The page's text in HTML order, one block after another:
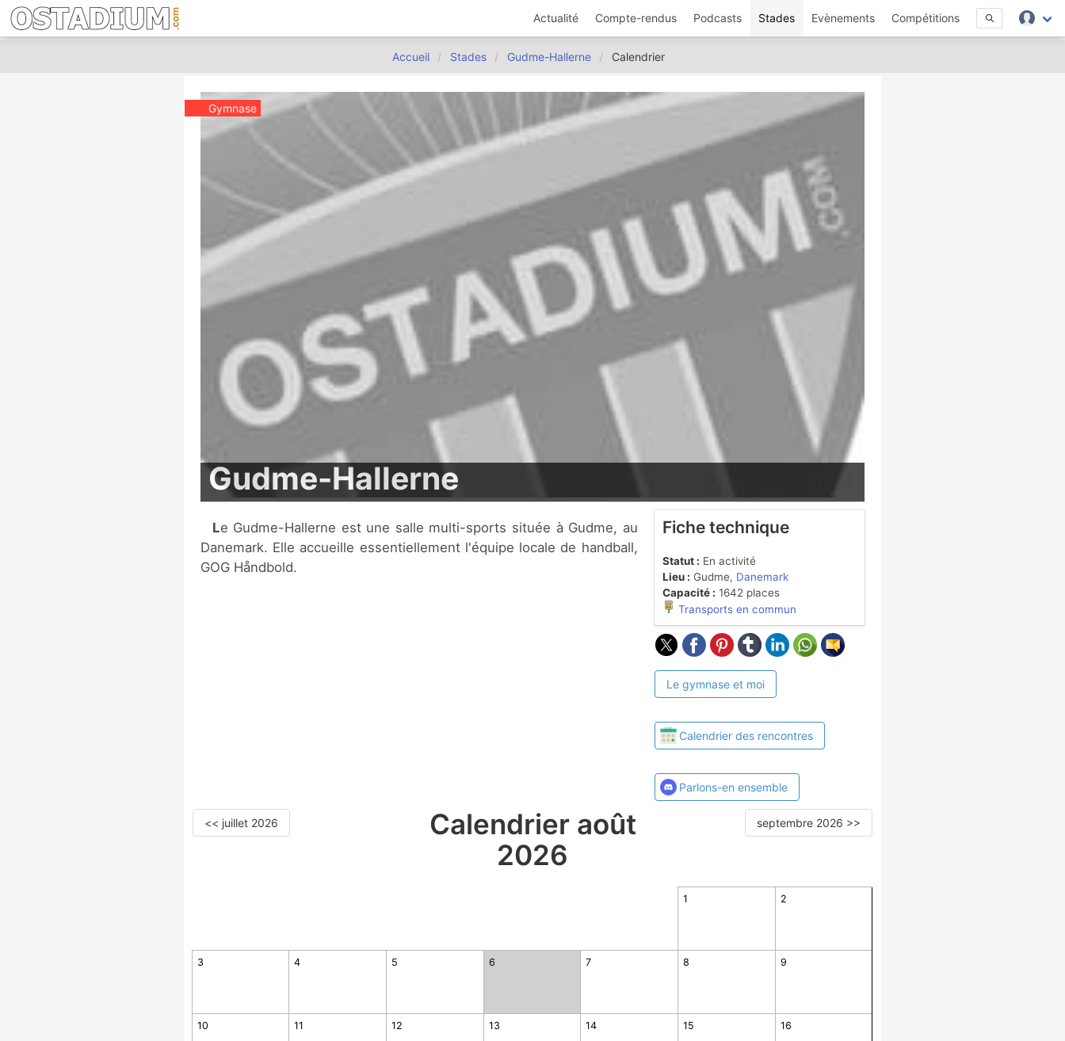
Actualité Compte-rendus Podcasts Stades Evènements Compétitions
Accueil Stades Gudme-Hallerne Calendrier
Gymnase
Gudme-Hallerne
Le Gudme-Hallerne est une salle multi-sports située à Gudme, au
Danemark. Elle accueille essentiellement l'équipe locale de handball,
GOG Håndbold.
Fiche technique
Statut : En activité
Lieu : Gudme, Danemark
Capacité : 1642 places
Transports en commun
Le gymnase et moi
Calendrier des rencontres
Parlons-en ensemble
Calendrier août
2026
<< juillet 2026 septembre 2026 >>
1 2
3 4 5 6 7 8 9
10 11 12 13 14 15 16